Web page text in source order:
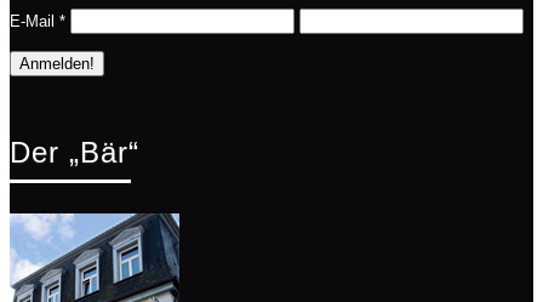
E-Mail *
Der „Bär“